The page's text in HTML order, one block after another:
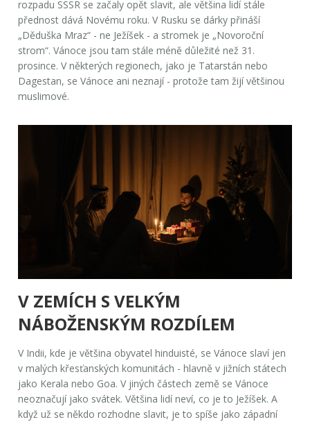
rozpadu SSSR se začaly opět slavit, ale většina lidí stále
přednost dává Novému roku. V Rusku se dárky přináší
„Děduška Mraz“ - ne Ježíšek - a stromek je „Novoroční
strom“. Vánoce jsou tam stále méně důležité než 31.
prosince. V některých regionech, jako je Tatarstán nebo
Dagestan, se Vánoce ani neznají - protože tam žijí většinou
muslimové.
V ZEMÍCH S VELKÝM
NÁBOŽENSKÝM ROZDÍLEM
V Indii, kde je většina obyvatel hinduisté, se Vánoce slaví jen
v malých křesťanských komunitách - hlavně v jižních státech
jako Kerala nebo Goa. V jiných částech země se Vánoce
neoznačují jako svátek. Většina lidí neví, co je to Ježíšek. A
když už se někdo rozhodne slavit, je to spíše jako západní